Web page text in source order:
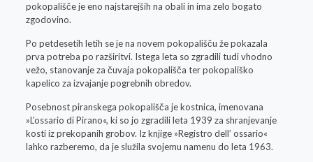
pokopališče je eno najstarejših na obali in ima zelo bogato
zgodovino.
Po petdesetih letih se je na novem pokopališču že pokazala
prva potreba po razširitvi. Istega leta so zgradili tudi vhodno
vežo, stanovanje za čuvaja pokopališča ter pokopališko
kapelico za izvajanje pogrebnih obredov.
Posebnost piranskega pokopališča je kostnica, imenovana
»L’ossario di Pirano«, ki so jo zgradili leta 1939 za shranjevanje
kosti iz prekopanih grobov. Iz knjige »Registro dell’ ossario«
lahko razberemo, da je služila svojemu namenu do leta 1963.